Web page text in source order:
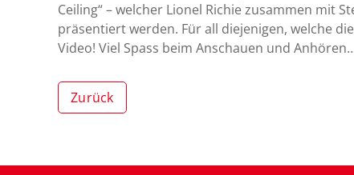
Ceiling“ – welcher Lionel Richie zusammen mit
präsentiert werden. Für all diejenigen, welche
Video! Viel Spass beim Anschauen und
Zurück